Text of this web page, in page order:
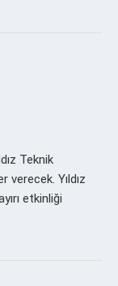
Teknik
verecek. Yıldız
etkinliği